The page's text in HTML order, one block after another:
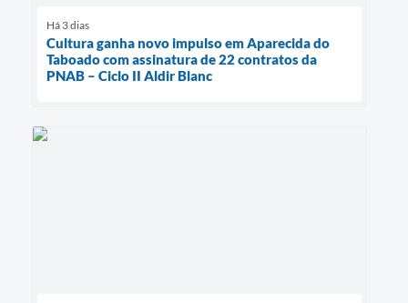
Há 3 dias
Cultura ganha novo impulso em Aparecida do
Taboado com assinatura de 22 contratos da
PNAB – Ciclo II Aldir Blanc